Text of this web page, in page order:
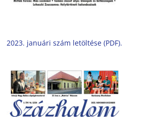
2023. januári szám letöltése (PDF).